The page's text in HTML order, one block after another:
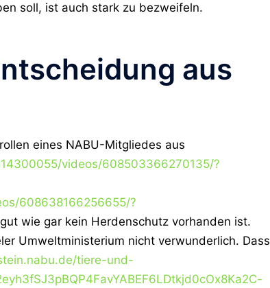
soll, ist auch stark zu bezweifeln.
aus
eines NABU-Mitgliedes aus
videos/608503366270135/?
608638166256655/?
wie gar kein Herdenschutz vorhanden ist.
Umweltministerium nicht verwunderlich. Dass
tiere-und-